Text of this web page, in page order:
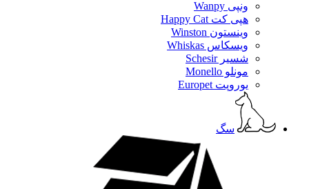
ونپی Wanpy
هپی کت Happy Cat
وینستون Winston
ویسکاس Whiskas
شسیر Schesir
مونلو Monello
یوروپت Europet
سگ